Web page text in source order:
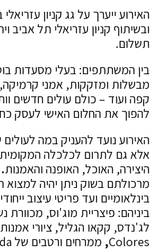
האירוע ייערך על גג קניון
ובשיתוף קניון עזריאלי תל אביב
תשלום.
בין המשתתפים: בעלי מסעדות
מבשלות ומזקקות, אמני קרמיקה,
קפה ועוד – כולם עולים חדשים
להפוך את החלום האישי לעסק
האירוע נועד להעניק במה
אלא גם לתרום לכלכלה המקומית
היצירה, האוכל, האופנה והאמנות.
מרכולתם בשוק ניתן יהיה
בינלאומיים ועד פריטי עיצוב
ביניהם: פיצריית מוג'וס,
Colores
, ממרחים ורטבים של Nuravida ועוד.